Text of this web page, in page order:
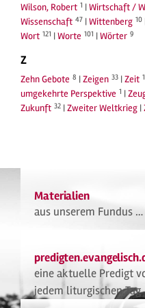
Wilson, Robert 1 |Wirtschaft /
Wissenschaft 47 |Wittenberg 10
Wort 121 |Worte 101 |Wörter 9
Z
Zehn Gebote 8 |Zeigen 33 |Zeit
umgekehrte Perspektive 1 |
Zukunft 32 |Zweiter Weltkrieg |
Materialien
aus unserem Fundus …
eine aktuelle Predigt
jedem liturgischen Tag